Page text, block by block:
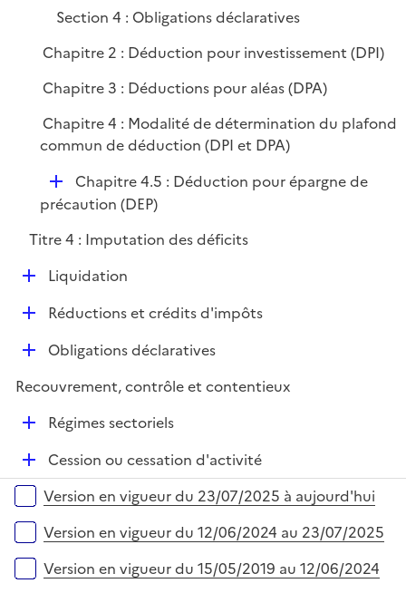
Section 4 : Obligations déclaratives
Chapitre 2 : Déduction pour investissement (DPI)
Chapitre 3 : Déductions pour aléas (DPA)
Chapitre 4 : Modalité de détermination du plafond
commun de déduction (DPI et DPA)
D
é
l
e
r
Chapitre 4.5 : Déduction pour épargne de
précaution (DEP)
Titre 4 : Imputation des déficits
D
e
Liquidation
D
i
Réductions et crédits d'impôts
D
p
r
Obligations déclaratives
Recouvrement, contrôle et contentieux
D
e
Régimes sectoriels
D
é
p
e
Cession ou cessation d'activité
Versions sur la période
Version en vigueur du 23/07/2025 à aujourd'hui
Version en vigueur du 12/06/2024 au 23/07/2025
Version en vigueur du 15/05/2019 au 12/06/2024